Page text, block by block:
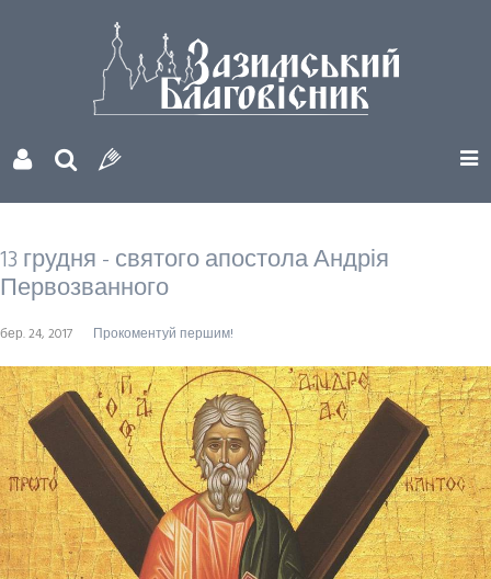
13 грудня - святого апостола Андрія
Первозванного
бер. 24, 2017 Прокоментуй першим!